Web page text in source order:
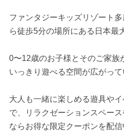
ファンタジーキッズリゾート
ら徒歩5分の場所にある日本最
0〜12歳のお子様とそのご家族
いっきり遊べる空間が広がって
大人も一緒に楽しめる遊具や
で、リラクゼーションスペー
ならお得な限定クーポンを配